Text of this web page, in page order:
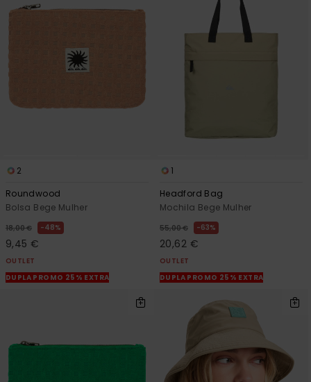
para as
perguntas
2
Roundwood
Bolsa Bege Mulher
18,00 € 48%
9,45 €
OUTLET
DUPLA PROMO 25% EXTRA
1
Headford Bag
Mochila Bege Mulher
55,00 € 63%
20,62 €
OUTLET
DUPLA PROMO 25% EXTRA